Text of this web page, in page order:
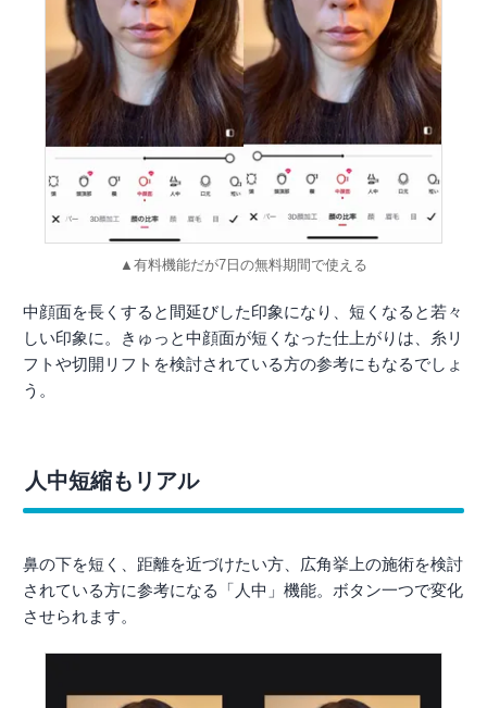
▲有料機能だが7日の無料期間で使える
中顔面を長くすると間延びした印象になり、短くなると若々
しい印象に。きゅっと中顔面が短くなった仕上がりは、糸リ
フトや切開リフトを検討されている方の参考にもなるでしょ
う。
人中短縮もリアル
鼻の下を短く、距離を近づけたい方、広角挙上の施術を検討
されている方に参考になる「人中」機能。ボタン一つで変化
させられます。